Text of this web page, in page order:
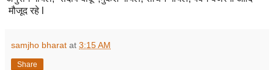
मौजूद रहे l
samjho bharat at 3:15 AM
Share